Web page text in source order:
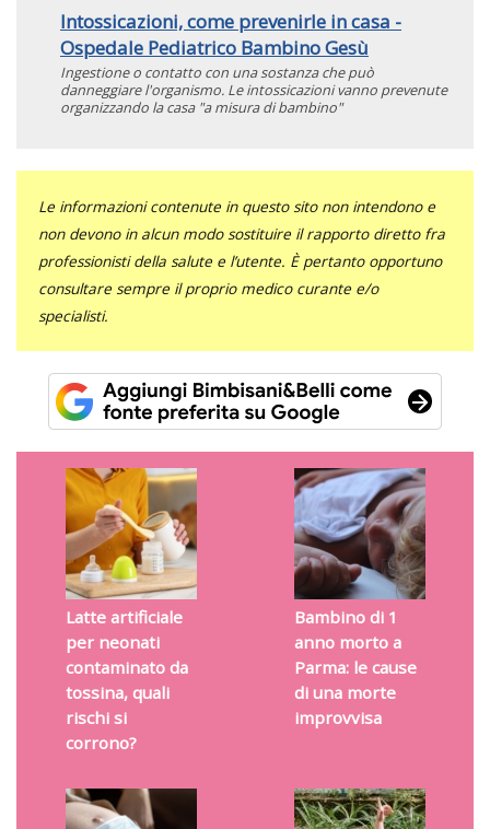
Intossicazioni, come prevenirle in casa -
Ospedale Pediatrico Bambino Gesù
Ingestione o contatto con una sostanza che può
danneggiare l'organismo. Le intossicazioni vanno prevenute
organizzando la casa "a misura di bambino"
Le informazioni contenute in questo sito non intendono e
non devono in alcun modo sostituire il rapporto diretto fra
professionisti della salute e l’utente. È pertanto opportuno
consultare sempre il proprio medico curante e/o
specialisti.
Latte artificiale
per neonati
contaminato da
tossina, quali
rischi si
corrono?
Bambino di 1
anno morto a
Parma: le cause
di una morte
improvvisa